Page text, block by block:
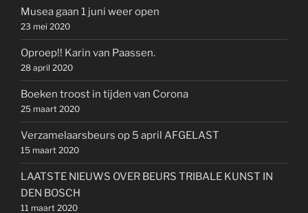
Musea gaan 1 juni weer open
23 mei 2020
Oproep!! Karin van Paassen.
28 april 2020
Boeken troost in tijden van Corona
25 maart 2020
Verzamelaarsbeurs op 5 april AFGELAST
15 maart 2020
LAATSTE NIEUWS OVER BEURS TRIBALE KUNST IN
DEN BOSCH
11 maart 2020